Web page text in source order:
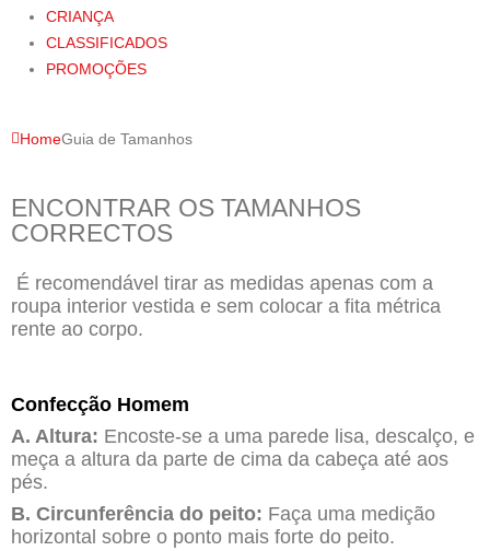
CRIANÇA
CLASSIFICADOS
PROMOÇÕES
HomeGuia de Tamanhos
ENCONTRAR OS TAMANHOS
CORRECTOS
É recomendável tirar as medidas apenas com a
roupa interior vestida e sem colocar a fita métrica
rente ao corpo.
Confecção Homem
A. Altura: Encoste-se a uma parede lisa, descalço, e
meça a altura da parte de cima da cabeça até aos
pés.
B. Circunferência do peito: Faça uma medição
horizontal sobre o ponto mais forte do peito.